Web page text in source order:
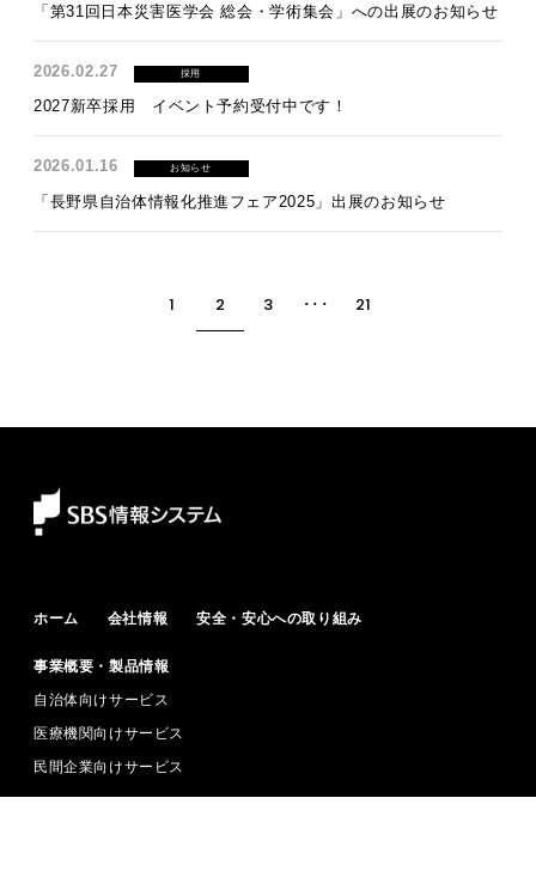
「第31回日本災害医学会 総会・学術集会」への出展のお知らせ
2026.02.27 採用
2027新卒採用 イベント予約受付中です！
2026.01.16 お知らせ
「長野県自治体情報化推進フェア2025」出展のお知らせ
1 2 3 ･･･ 21
ホーム 会社情報 安全・安心への取り組み
事業概要・製品情報
自治体向けサービス
医療機関向けサービス
民間企業向けサービス